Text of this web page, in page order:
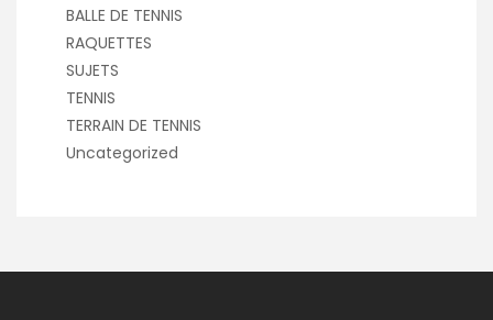
BALLE DE TENNIS
RAQUETTES
SUJETS
TENNIS
TERRAIN DE TENNIS
Uncategorized